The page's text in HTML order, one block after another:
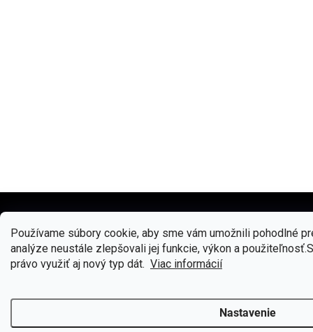
Používame súbory cookie, aby sme vám umožnili pohodlné
analýze neustále zlepšovali jej funkcie, výkon a použiteľnosť.S
právo využiť aj nový typ dát. Viac informácií
Nastavenie
🎁Získajte 7 % zľavu na prvý
Prihláste sa k odberu noviniek